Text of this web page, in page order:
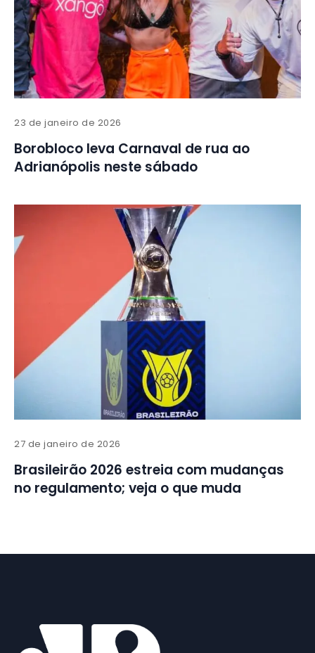
23 de janeiro de 2026
Borobloco leva Carnaval de rua ao
Adrianópolis neste sábado
27 de janeiro de 2026
Brasileirão 2026 estreia com mudanças
no regulamento; veja o que muda